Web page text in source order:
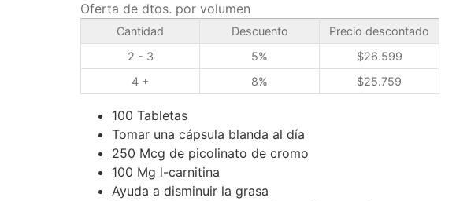
Oferta de dtos. por volumen
Cantidad Descuento
Precio descontado
2 - 3
5% $26.599
4 +
8% $25.759
100 Tabletas
Tomar una cápsula blanda al día
250 Mcg de picolinato de cromo
100 Mg l-carnitina
Ayuda a disminuir la grasa